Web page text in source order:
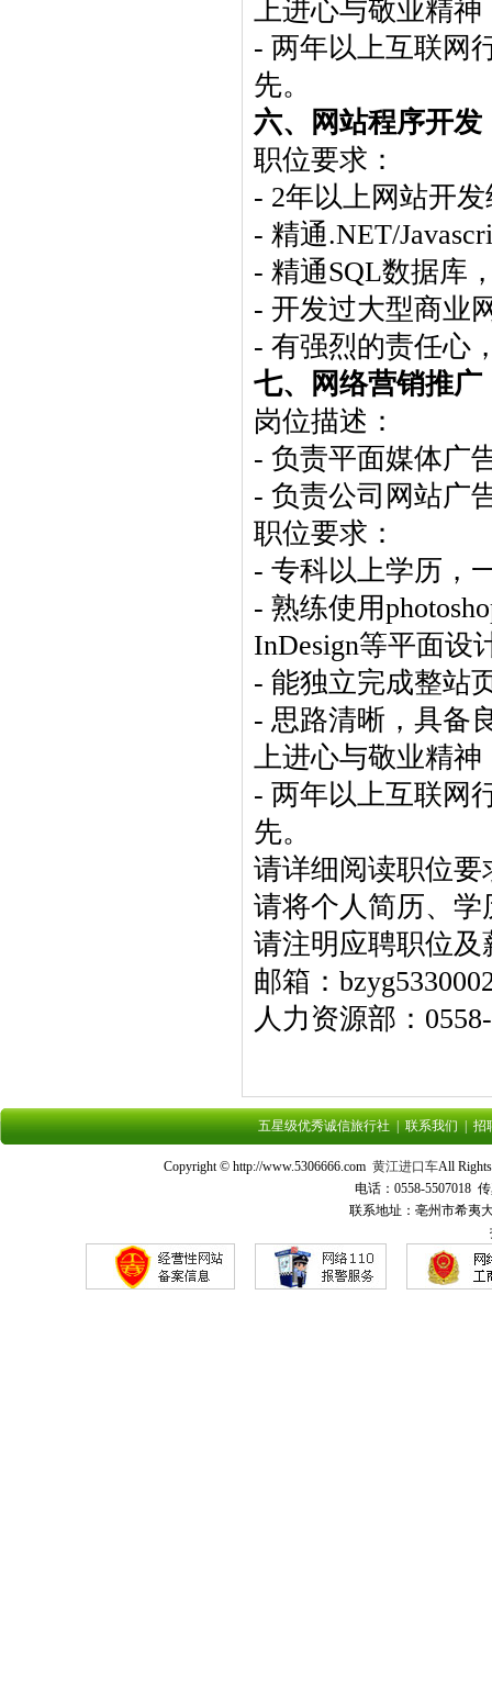
上进心与敬业精神
- 两年以上互联网
先。
六、网站程序开发
职位要求：
- 2年以上网站开
- 精通.NET/
- 精通SQL数据库
- 开发过大型商业
- 有强烈的责任心
七、网络营销推广
岗位描述：
- 负责平面媒体广
- 负责公司网站广
职位要求：
- 专科以上学历，
- 熟练使用
InDesign等平面设
- 能独立完成整站
- 思路清晰，具备
上进心与敬业精神
- 两年以上互联网
先。
请详细阅读职位
请将个人简历、
请注明应聘职位
邮箱：
人力资源部：
五星级优秀诚信旅行社|联系我们|招
Copyright © http://www.5306666.com 黄江进口车All
电话：0558-5507018
联系地址：亳州市希夷